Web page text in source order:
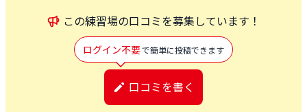
この練習場の口コミを募集しています！
ログイン不要で簡単に投稿できます
口コミを書く